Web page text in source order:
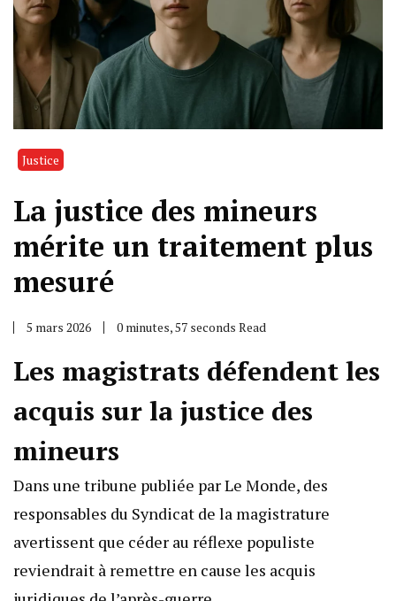
Justice
La justice des mineurs
mérite un traitement plus
mesuré
5 mars 2026 0 minutes, 57 seconds Read
Les magistrats défendent les
acquis sur la justice des
mineurs
Dans une tribune publiée par Le Monde, des
responsables du Syndicat de la magistrature
avertissent que céder au réflexe populiste
reviendrait à remettre en cause les acquis